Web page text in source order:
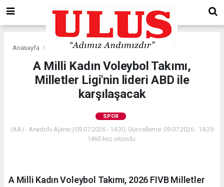
Anasayfa
A Milli Kadın Voleybol Takımı,
Milletler Ligi'nin lideri ABD ile
karşılaşacak
SPOR
(AA) - Anadolu Ajansı | 09.07.2026 - 14:30, Güncelleme: 09.07.2026 - 14:29
1460 kez okundu.
A Milli Kadın Voleybol Takımı, 2026 FIVB Milletler